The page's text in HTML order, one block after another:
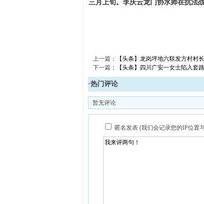
三月上旬。李庆云龙门协水师在抗法
上一篇：
【头条】龙岗坪地六联发方村村
下一篇：
【头条】四川广安一女士陷入套
·热门评论
暂无评论
匿名发表 (我们会记录您的IP位置